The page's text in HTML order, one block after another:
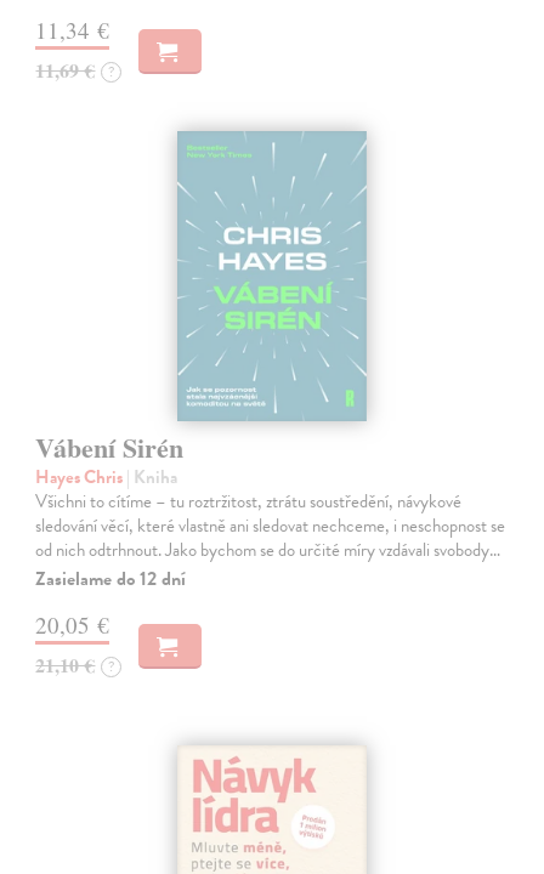
11,34 €
11,69 € ?
Vábení Sirén
Hayes Chris| Kniha
Všichni to cítíme – tu roztržitost, ztrátu soustředění, návykové
sledování věcí, které vlastně ani sledovat nechceme, i neschopnost se
od nich odtrhnout. Jako bychom se do určité míry vzdávali svobody…
Zasielame do 12 dní
20,05 €
21,10 € ?